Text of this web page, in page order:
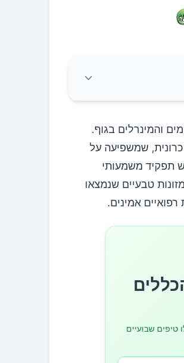
והמינרלים בגוף.
כרונית, שמשפיעה על
יש תפקיד משמעותי
טבעיים שנמצאו
אמינים.
חינם: מדריך 30 הכללים
טיפים שבועיים